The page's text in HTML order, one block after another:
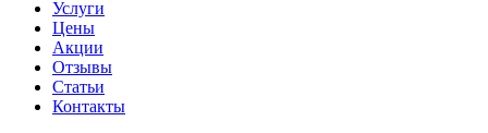
Услуги
Цены
Акции
Отзывы
Статьи
Контакты